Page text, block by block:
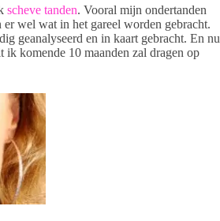
scheve tanden. Vooral mijn ondertanden
wel wat in het gareel worden gebracht.
geanalyseerd en in kaart gebracht. En nu
komende 10 maanden zal dragen op